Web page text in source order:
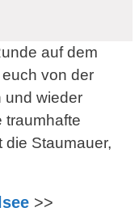
auf dem
euch von der
und wieder
traumhafte
die Staumauer,
>>